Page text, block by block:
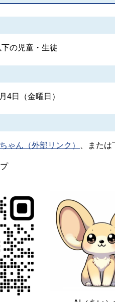
の児童・生徒
日（金曜日）
ゃん（外部リンク）
、また